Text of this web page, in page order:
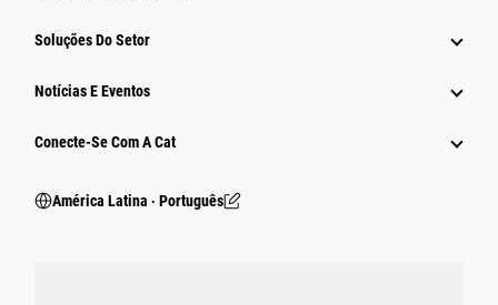
Soluções Do Setor
Notícias E Eventos
Conecte-Se Com A Cat
América Latina ‧ Português